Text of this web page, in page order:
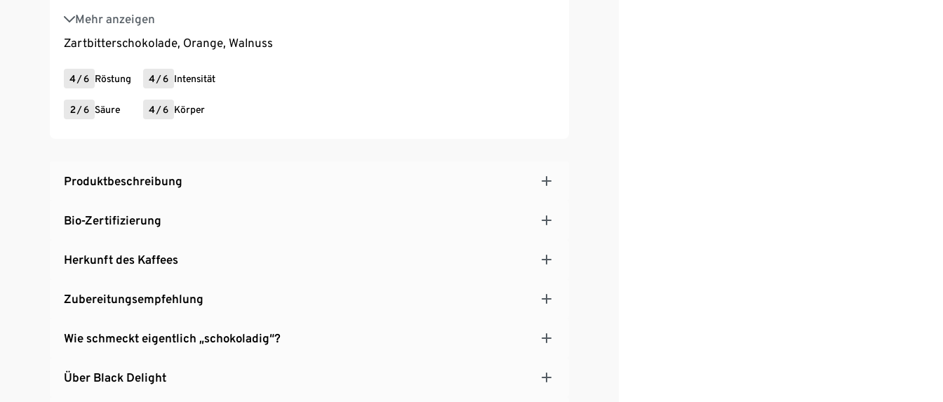
Mehr anzeigen
Varietät: Catuai, Typica, Bourbon
Bio-Zertifizierung, DE-ÖKO-072, Nicht-EU-Landwirtschaft
Zartbitterschokolade, Orange, Walnuss
4/6 Röstung 4/6 Intensität
2 /6 Säure 4/6 Körper
Produktbeschreibung
Bio-Zertifizierung
Herkunft des Kaffees
Zubereitungsempfehlung
Wie schmeckt eigentlich „schokoladig“?
Über Black Delight